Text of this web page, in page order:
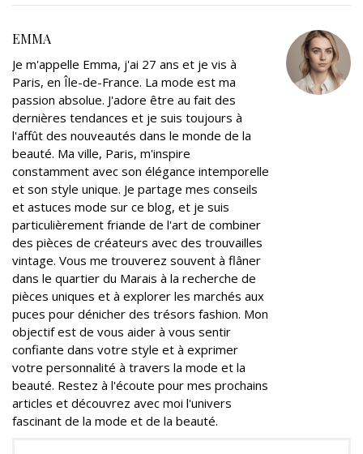
t
b
k
l
e
n
e
l
EMMA
Je m'appelle Emma, j'ai 27 ans et je vis à
Paris, en Île-de-France. La mode est ma
passion absolue. J'adore être au fait des
dernières tendances et je suis toujours à
l'affût des nouveautés dans le monde de la
beauté. Ma ville, Paris, m'inspire
constamment avec son élégance intemporelle
et son style unique. Je partage mes conseils
et astuces mode sur ce blog, et je suis
particulièrement friande de l'art de combiner
des pièces de créateurs avec des trouvailles
vintage. Vous me trouverez souvent à flâner
dans le quartier du Marais à la recherche de
pièces uniques et à explorer les marchés aux
puces pour dénicher des trésors fashion. Mon
objectif est de vous aider à vous sentir
confiante dans votre style et à exprimer
votre personnalité à travers la mode et la
beauté. Restez à l'écoute pour mes prochains
articles et découvrez avec moi l'univers
fascinant de la mode et de la beauté.